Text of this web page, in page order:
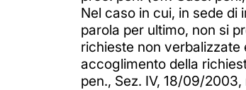
Nel caso in cui, in sede
parola per ultimo, non si
richieste non
accoglimento della
pen., Sez. IV, 18/09/